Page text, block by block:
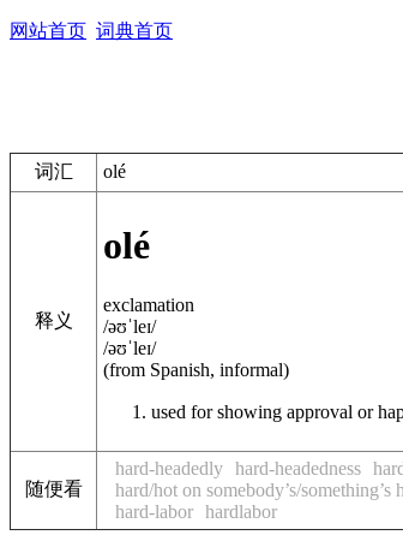
网站首页 词典首页
词汇 olé
释义
olé
exclamation
/əʊˈleɪ/
/əʊˈleɪ/
(from Spanish, informal)
used for showing approval or
随便看
hard-headedly hard-headedness
hard/hot on somebody’s/something’s
hard-labor hardlabor